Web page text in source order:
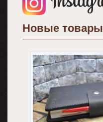
Новые товары